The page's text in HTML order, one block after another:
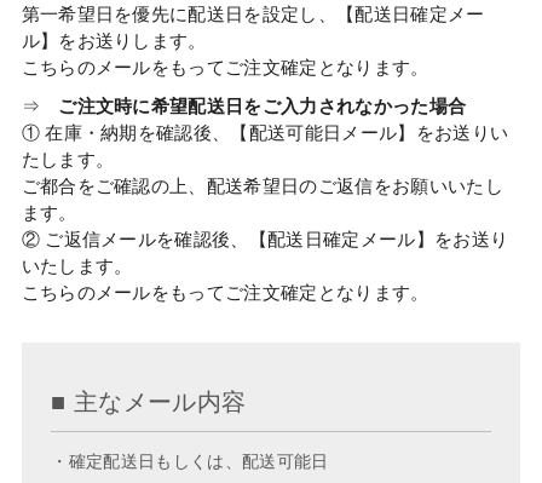
第一希望日を優先に配送日を設定し、【配送日確定メー
ル】をお送りします。
こちらのメールをもってご注文確定となります。
⇒ ご注文時に希望配送日をご入力されなかった場合
① 在庫・納期を確認後、【配送可能日メール】をお送りい
たします。
ご都合をご確認の上、配送希望日のご返信をお願いいたし
ます。
② ご返信メールを確認後、【配送日確定メール】をお送り
いたします。
こちらのメールをもってご注文確定となります。
■ 主なメール内容
・確定配送日もしくは、配送可能日